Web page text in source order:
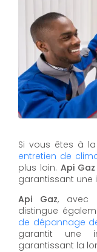
Si vous êtes à
entretien de
plus loin. Api Gaz
garantissant une
Api Gaz, avec
distingue
de dépannage
garantit une
garantissant la